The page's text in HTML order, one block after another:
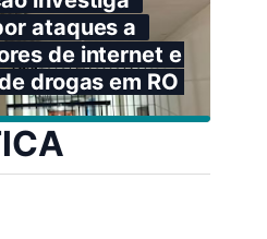
ataques a
de internet e
drogas em RO